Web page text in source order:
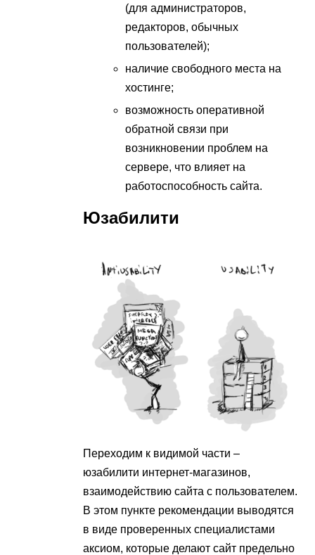
(для администраторов,
редакторов, обычных
пользователей);
наличие свободного места на
хостинге;
возможность оперативной
обратной связи при
возникновении проблем на
сервере, что влияет на
работоспособность сайта.
Юзабилити
Переходим к видимой части –
юзабилити интернет-магазинов,
взаимодействию сайта с пользователем.
В этом пункте рекомендации выводятся
в виде проверенных специалистами
аксиом, которые делают сайт предельно